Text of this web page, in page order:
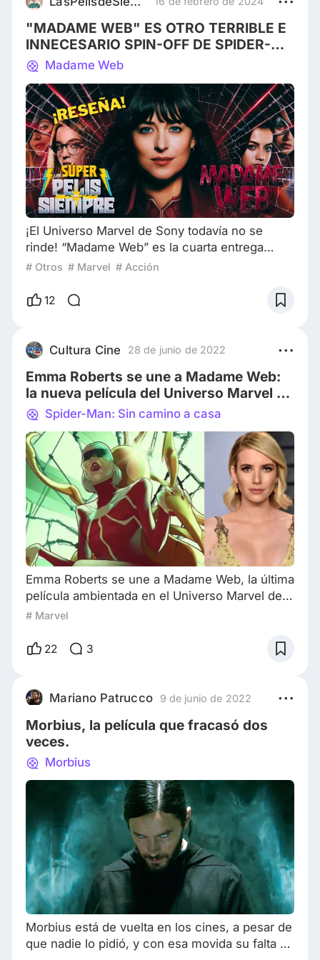
apertura para cualquier película del Universo
Spider-Man. “BOB M
"MADAME WEB" ES OTRO TERRIBLE E
INNECESARIO SPIN-OFF DE SPIDER-
MAN┃Reseña de "Madame Web"┃Las
Súper Pelis De Siempre
Madame Web
¡El Universo Marvel de Sony todavía no se
rinde! “Madame Web” es la cuarta entrega
dentro de su universo compuesto de spin-offs
mayoría, villanos de Spider-Man. Por tal razón,
“Madame Web”, no mejora, pero al menos es
más entretenida. La historia sigue a Cassandra
Web (Da
# Otros # Marvel # Acción
12
Cultura Cine 28 de junio de 2022
Emma Roberts se une a Madame Web:
la nueva película del Universo Marvel de
SonySpider-Man: Sin camino a casa
Emma Roberts se une a Madame Web, la última
película ambientada en el Universo Marvel de
Sony. Siguiendo la tradición de Venom y
origen del personaje, cuyas habilidades
gran aliada de Spider-Man, y es representada
soporte vital q
# Marvel
22 3
Mariano Patrucco 9 de junio de 2022
Morbius, la película que fracasó dos
veces.
Morbius
Morbius está de vuelta en los cines, a pesar de
que nadie lo pidió, y con esa movida su falta de